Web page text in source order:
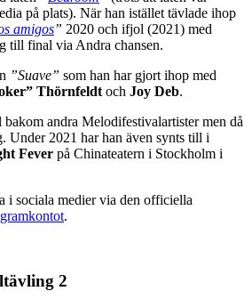
på plats). När han istället tävlade ihop
amigos” 2020 och ifjol (2021) med
till final via Andra chansen.
”Suave” som han har gjort ihop med
Thörnfeldtoch Joy Deb.
andra Melodifestivalartister men då
Under 2021 har han även synts till i
Fever på Chinateatern i Stockholm i
i sociala medier via den officiella
.
2